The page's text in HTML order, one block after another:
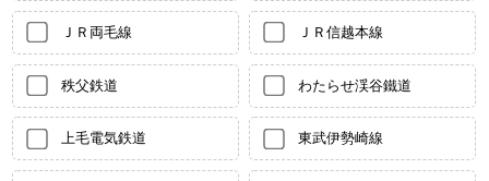
ＪＲ両毛線 ＪＲ信越本線
秩父鉄道 わたらせ渓谷鐵道
上毛電気鉄道 東武伊勢崎線